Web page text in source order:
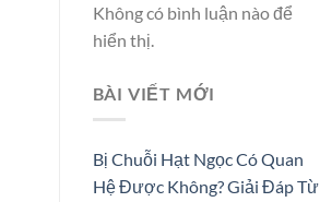
Không có bình luận nào để
hiển thị.
BÀI VIẾT MỚI
Bị Chuỗi Hạt Ngọc Có Quan
Hệ Được Không? Giải Đáp Từ